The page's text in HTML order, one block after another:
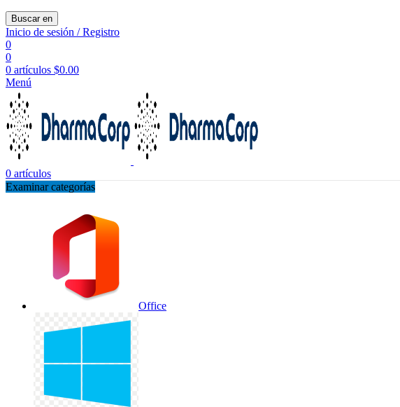
Buscar en
Inicio de sesión / Registro
0
0
0 artículos $0.00
Menú
0 artículos
Examinar categorías
Office